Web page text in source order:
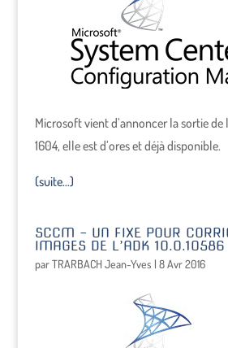
Microsoft vient d’annoncer la sortie de
1604, elle est d’ores et déjà disponible.
(suite…)
SCCM – UN FIXE POUR
IMAGES DE L’ADK 10.0.10586
parTRARBACH Jean-Yves | 8 Avr 2016